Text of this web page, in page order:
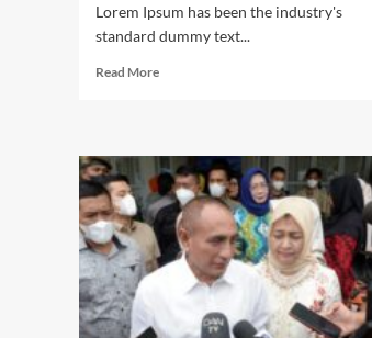
Lorem Ipsum has been the industry's
standard dummy text...
Read MoreRead
Menulis
Cerita
Pendek
dengan
Mudah